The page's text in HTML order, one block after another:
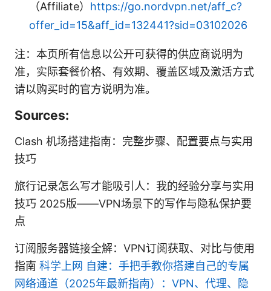
（Affiliate） https://go.nordvpn.net/aff_c?
offer_id=15&aff_id=132441?sid=03102026
注：本页所有信息以公开可获得的供应商说明为
准，实际套餐价格、有效期、覆盖区域及激活方式
请以购买时的官方说明为准。
Sources:
Clash 机场搭建指南：完整步骤、配置要点与实用
技巧
旅行记录怎么写才能吸引人：我的经验分享与实用
技巧 2025版——VPN场景下的写作与隐私保护要
点
订阅服务器链接全解：VPN订阅获取、对比与使用
指南 科学上网 自建：手把手教你搭建自己的专属
网络通道（2025年最新指南）：VPN、代理、隐